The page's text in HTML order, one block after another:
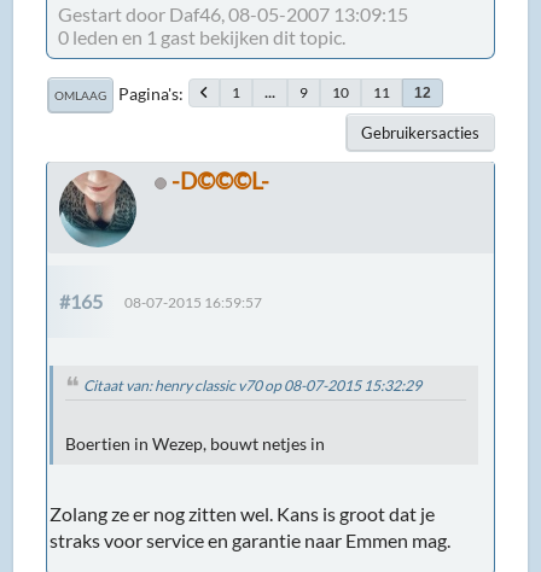
Gestart door Daf46, 08-05-2007 13:09:15
0 leden en 1 gast bekijken dit topic.
OMLAAG Pagina's 1 ... 9 10 11 12
Gebruikersacties
-D©©©L-
#165 08-07-2015 16:59:57
Citaat van: henry classic v70 op 08-07-2015 15:32:29
Boertien in Wezep, bouwt netjes in
Zolang ze er nog zitten wel. Kans is groot dat je
straks voor service en garantie naar Emmen mag.